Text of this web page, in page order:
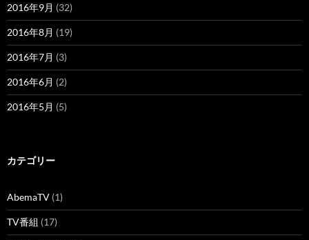
2016年9月 (32)
2016年8月 (19)
2016年7月 (3)
2016年6月 (2)
2016年5月 (5)
カテゴリー
AbemaTV (1)
TV番組 (17)